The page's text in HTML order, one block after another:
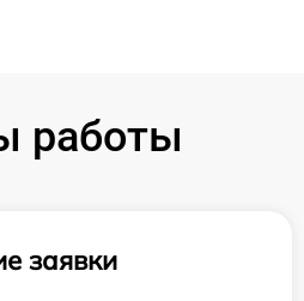
работы
заявки